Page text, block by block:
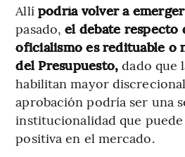
Allí podría volver a emerger
pasado,el debate respecto
oficialismo es redituable o
del Presupuesto, dado que
habilitan mayor
aprobación podría ser una
institucionalidad que
positiva en el mercado.